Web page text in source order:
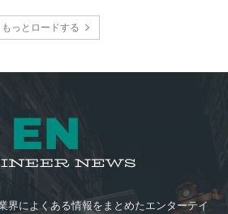
もっとロードする
界によくある情報をまとめたエンターテイ